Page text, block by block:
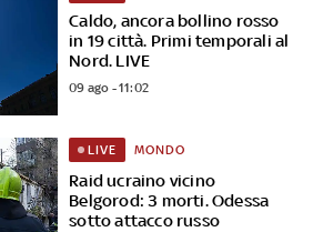
Caldo, ancora bollino rosso
in 19 città. Primi temporali al
Nord. LIVE
09 ago - 11:02
Raid ucraino vicino
Belgorod: 3 morti. Odessa
sotto attacco russo
LIVE MONDO